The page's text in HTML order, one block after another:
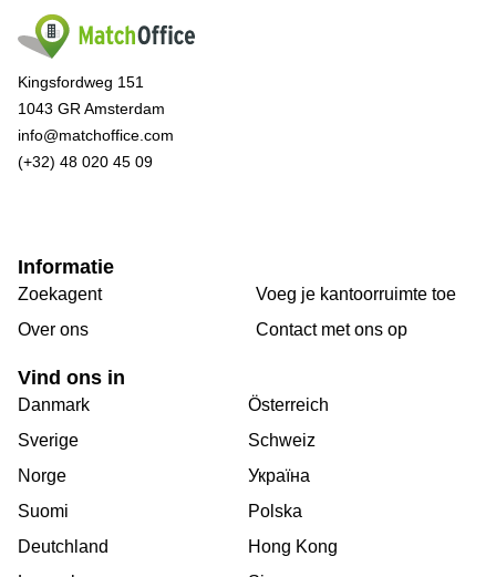
Kingsfordweg 151
1043 GR Amsterdam
info@matchoffice.com
(+32) 48 020 45 09
Informatie
Zoekagent
Over ons
Voeg je kantoorruimte toe
Сontact met ons op
Vind ons in
Danmark
Sverige
Norge
Suomi
Deutchland
Österreich
Schweiz
Україна
Polska
Hong Kong